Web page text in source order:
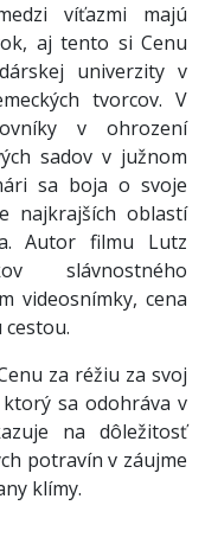
víťazmi majú
aj tento si Cenu
univerzity v
tvorcov. V
v ohrození
sadov v južnom
sa boja o svoje
najkrajších oblastí
Autor filmu Lutz
slávnostného
videosnímky, cena
za réžiu za svoj
sa odohráva v
na dôležitosť
potravín v záujme
klímy.